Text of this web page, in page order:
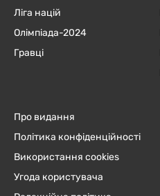
Ліга націй
Олімпіада-2024
Гравці
Про видання
Політика конфіденційності
Використання cookies
Угода користувача